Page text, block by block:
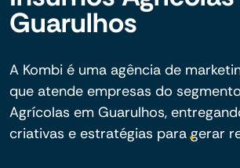
Guarulhos
A Kombi é uma agência de
que atende empresas do
Agrícolas em Guarulhos,
criativas e estratégias para gerar